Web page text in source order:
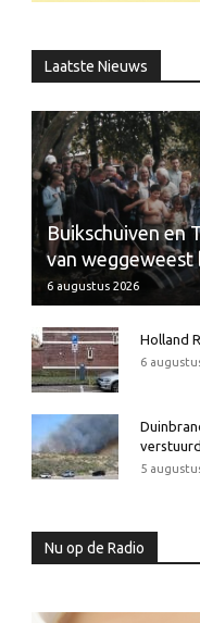
Laatste Nieuws
Buikschuiven en
van weggeweest
6 augustus 2026
Holland
6
5
Nu op de Radio